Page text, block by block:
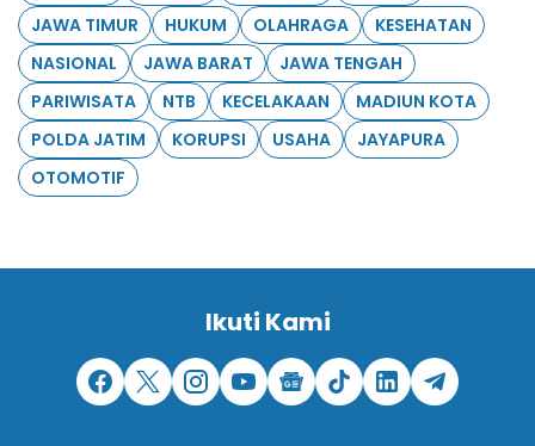
JAWA TIMUR
HUKUM OLAHRAGA
KESEHATAN
NASIONAL
JAWA BARAT
JAWA TENGAH
PARIWISATA
NTB KECELAKAAN
MADIUN KOTA
POLDA JATIM
KORUPSI USAHA
JAYAPURA
OTOMOTIF
Ikuti Kami